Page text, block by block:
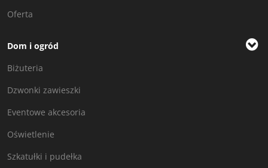
Oferta
Dom i ogród
Biżuteria
Dzwonki zawieszki
Eventowe akcesoria
Oświetlenie
Szkatułki i pudełka